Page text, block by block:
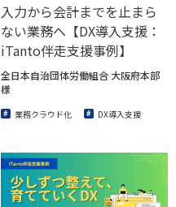
入力から会計までを止まら
ない業務へ【DX導入支援：
iTanto伴走支援事例】
全日本自治団体労働組合 大阪府本部
様
業務クラウド化 DX導入支援